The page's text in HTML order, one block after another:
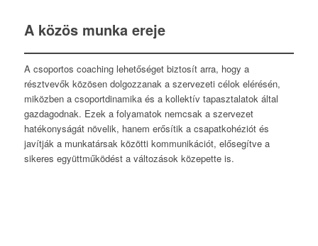
A közös munka ereje
A csoportos coaching lehetőséget biztosít arra, hogy a
résztvevők közösen dolgozzanak a szervezeti célok elérésén,
miközben a csoportdinamika és a kollektív tapasztalatok által
gazdagodnak. Ezek a folyamatok nemcsak a szervezet
hatékonyságát növelik, hanem erősítik a csapatkohéziót és
javítják a munkatársak közötti kommunikációt, elősegítve a
sikeres együttműködést a változások közepette is.